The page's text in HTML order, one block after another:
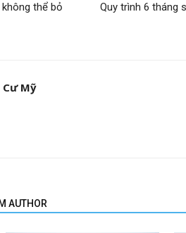
thể bỏ
Quy trình 6 tháng
Mỹ
AUTHOR